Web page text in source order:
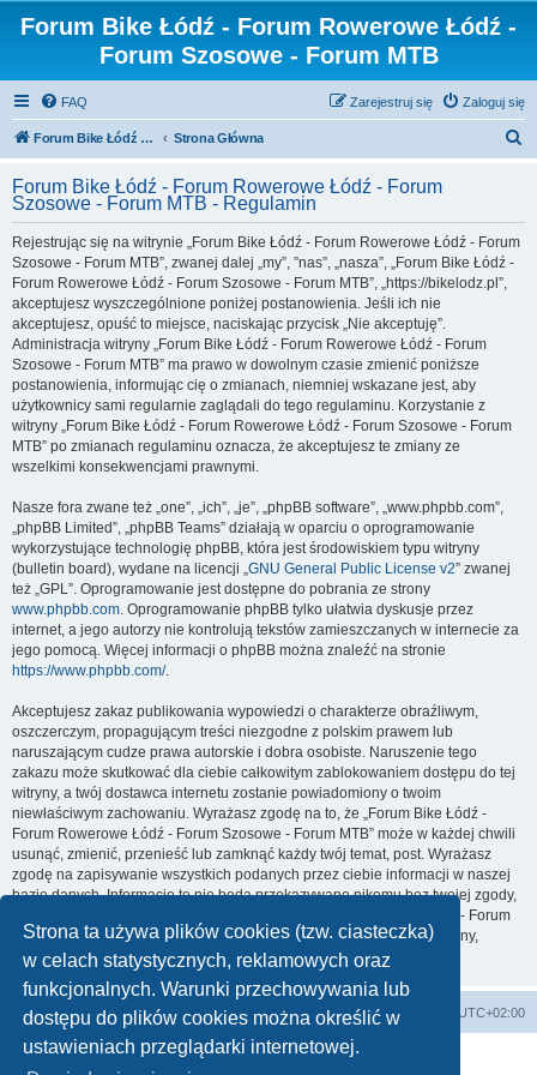
Strona ta używa plików cookies (tzw. ciasteczka)
w celach statystycznych, reklamowych oraz
funkcjonalnych. Warunki przechowywania lub
dostępu do plików cookies można określić w
ustawieniach przeglądarki internetowej.
Forum Bike Łódź - Forum Rowerowe Łódź -
Forum Szosowe - Forum MTB
FAQ Zaloguj się
Zarejestruj się
Forum Bike Łódź - Forum Rowerowe Łódź - Forum Szosowe - Forum MTB Strona Główna
k
Forum Bike Łódź - Forum Rowerowe Łódź - Forum
Szosowe - Forum MTB - Regulamin
Rejestrując się na witrynie „Forum Bike Łódź - Forum Rowerowe Łódź - Forum
Szosowe - Forum MTB”, zwanej dalej „my”, ”nas”, „nasza”, „Forum Bike Łódź -
Forum Rowerowe Łódź - Forum Szosowe - Forum MTB”, „https://bikelodz.pl”,
akceptujesz wyszczególnione poniżej postanowienia. Jeśli ich nie
akceptujesz, opuść to miejsce, naciskając przycisk „Nie akceptuję”.
Administracja witryny „Forum Bike Łódź - Forum Rowerowe Łódź - Forum
Szosowe - Forum MTB” ma prawo w dowolnym czasie zmienić poniższe
postanowienia, informując cię o zmianach, niemniej wskazane jest, aby
użytkownicy sami regularnie zaglądali do tego regulaminu. Korzystanie z
witryny „Forum Bike Łódź - Forum Rowerowe Łódź - Forum Szosowe - Forum
MTB” po zmianach regulaminu oznacza, że akceptujesz te zmiany ze
wszelkimi konsekwencjami prawnymi.
Nasze fora zwane też „one”, „ich”, „je”, „phpBB software”, „www.phpbb.com”,
„phpBB Limited”, „phpBB Teams” działają w oparciu o oprogramowanie
wykorzystujące technologię phpBB, która jest środowiskiem typu witryny
(bulletin board), wydane na licencji „GNU General Public License v2” zwanej
też „GPL”. Oprogramowanie jest dostępne do pobrania ze strony
www.phpbb.com. Oprogramowanie phpBB tylko ułatwia dyskusje przez
internet, a jego autorzy nie kontrolują tekstów zamieszczanych w internecie za
jego pomocą. Więcej informacji o phpBB można znaleźć na stronie
https://www.phpbb.com/.
Akceptujesz zakaz publikowania wypowiedzi o charakterze obraźliwym,
oszczerczym, propagującym treści niezgodne z polskim prawem lub
naruszającym cudze prawa autorskie i dobra osobiste. Naruszenie tego
zakazu może skutkować dla ciebie całkowitym zablokowaniem dostępu do tej
witryny, a twój dostawca internetu zostanie powiadomiony o twoim
niewłaściwym zachowaniu. Wyrażasz zgodę na to, że „Forum Bike Łódź -
Forum Rowerowe Łódź - Forum Szosowe - Forum MTB” może w każdej chwili
usunąć, zmienić, przenieść lub zamknąć każdy twój temat, post. Wyrażasz
zgodę na zapisywanie wszystkich podanych przez ciebie informacji w naszej
bazie danych. Informacje te nie będą przekazywane nikomu bez twojej zgody,
ale ani „Forum Bike Łódź - Forum Rowerowe Łódź - Forum Szosowe - Forum
MTB”, ani phpBB nie ponosi odpowiedzialności za włamania do witryny,
podczas których może dojść do kradzieży danych.
Forum Bike Łódź - Forum Rowerowe Łódź - Forum Szosowe - Forum MTB Strona Główna Strefa czasowa UTC+02:00
Linki partnerskie: strony www lodz Fotografia Analogowa